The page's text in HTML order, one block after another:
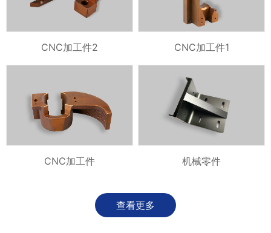
CNC加工件2 CNC加工件1
CNC加工件 机械零件
查看更多